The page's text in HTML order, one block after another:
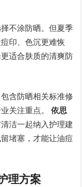
不涂防晒。但夏季
印、色沉更难恢
适合肤质的清爽防
含防晒相关标准修
关注重点。依思
洁一起纳入护理建
堵塞，才能让油痘
理方案